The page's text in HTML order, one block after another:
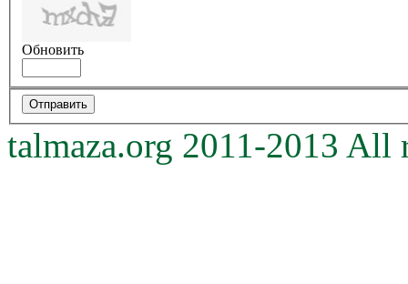
Обновить
talmaza.org 2011-2013 All